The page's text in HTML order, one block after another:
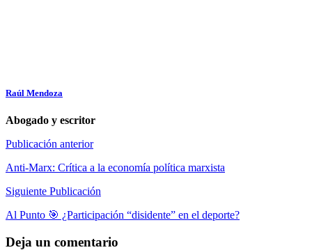
Raúl Mendoza
Abogado y escritor
Publicación anterior
Anti-Marx: Crítica a la economía política marxista
Siguiente Publicación
Al Punto 🎯 ¿Participación “disidente” en el deporte?
Deja un comentario